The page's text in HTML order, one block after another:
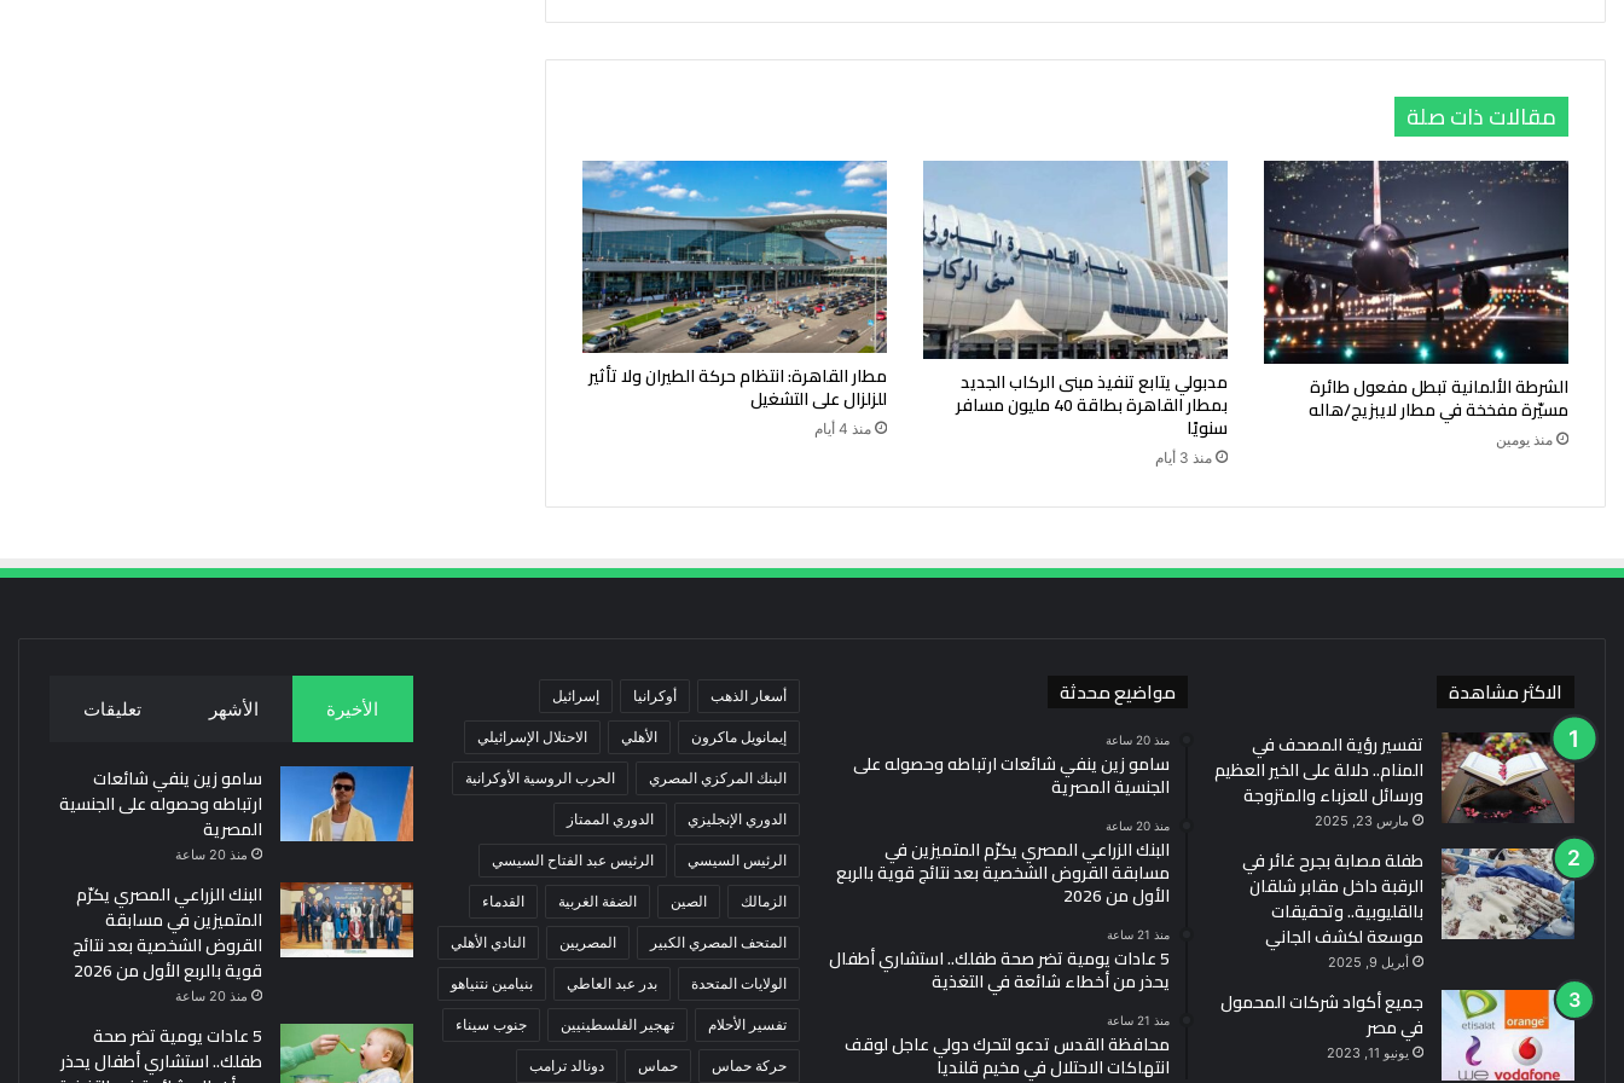
لفلسطين
مقالات ذات صلة
الشرطة الألمانية تبطل مفعول طائرة
مسيّرة مفخخة في مطار لايبزيج/هاله
منذ يومين
مدبولي يتابع تنفيذ مبنى الركاب الجديد
بمطار القاهرة بطاقة 40 مليون مسافر
سنويًا
منذ 3 أيام
مطار القاهرة: انتظام حركة الطيران ولا تأثير
للزلزال على التشغيل
منذ 4 أيام
الاكثر مشاهدة
تفسير رؤية المصحف في
المنام.. دلالة على الخير العظيم
ورسائل للعزباء والمتزوجة
مارس 23, 2025
طفلة مصابة بجرح غائر في
الرقبة داخل مقابر شلقان
بالقليوبية.. وتحقيقات
موسعة لكشف الجاني
أبريل 9, 2025
جميع أكواد شركات المحمول
في مصر
يونيو 11, 2023
مواضيع محدثة
منذ 20 ساعة
سامو زين ينفي شائعات ارتباطه وحصوله على
الجنسية المصرية
منذ 20 ساعة
البنك الزراعي المصري يكرّم المتميزين في
مسابقة القروض الشخصية بعد نتائج قوية بالربع
الأول من 2026
منذ 21 ساعة
5 عادات يومية تضر صحة طفلك.. استشاري أطفال
يحذر من أخطاء شائعة في التغذية
منذ 21 ساعة
محافظة القدس تدعو لتحرك دولي عاجل لوقف
انتهاكات الاحتلال في مخيم قلنديا
أسعار الذهب أوكرانيا إسرائيل
إيمانويل ماكرون الأهلي الاحتلال الإسرائيلي
البنك المركزي المصري الحرب الروسية الأوكرانية
الدوري الإنجليزي الدوري الممتاز
الرئيس السيسي الرئيس عبد الفتاح السيسي
الزمالك الصين الضفة الغربية القدماء
المتحف المصري الكبير المصريين النادي الأهلي
الولايات المتحدة بدر عبد العاطي بنيامين نتنياهو
تفسير الأحلام تهجير الفلسطينيين جنوب سيناء
حركة حماس حماس دونالد ترامب
الأخيرة الأشهر تعليقات
سامو زين ينفي شائعات
ارتباطه وحصوله على الجنسية
المصرية
منذ 20 ساعة
البنك الزراعي المصري يكرّم
المتميزين في مسابقة
القروض الشخصية بعد نتائج
قوية بالربع الأول من 2026
منذ 20 ساعة
5 عادات يومية تضر صحة
طفلك.. استشاري أطفال يحذر